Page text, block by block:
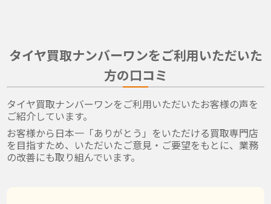
タイヤ買取ナンバーワンをご利用いただいた
方の口コミ
タイヤ買取ナンバーワンをご利用いただいたお客様の声を
ご紹介しています。
お客様から日本一「ありがとう」をいただける買取専門店
を目指すため、いただいたご意見・ご要望をもとに、業務
の改善にも取り組んでいます。